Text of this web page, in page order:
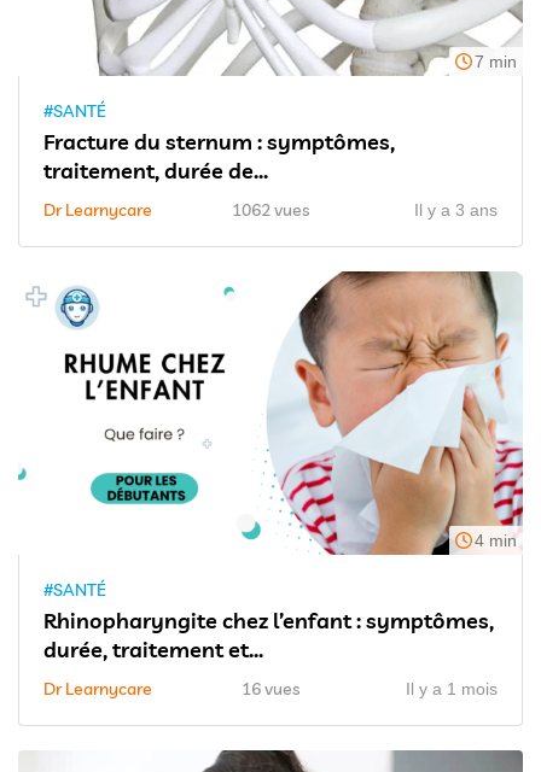
7 min
#SANTÉ
Fracture du sternum : symptômes,
traitement, durée de...
Dr Learnycare 1062 vues Il y a 3 ans
4 min
#SANTÉ
Rhinopharyngite chez l’enfant : symptômes,
durée, traitement et...
Dr Learnycare 16 vues Il y a 1 mois